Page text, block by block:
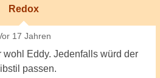
Redox
17 Jahren
wohl Eddy. Jedenfalls würd der
passen.